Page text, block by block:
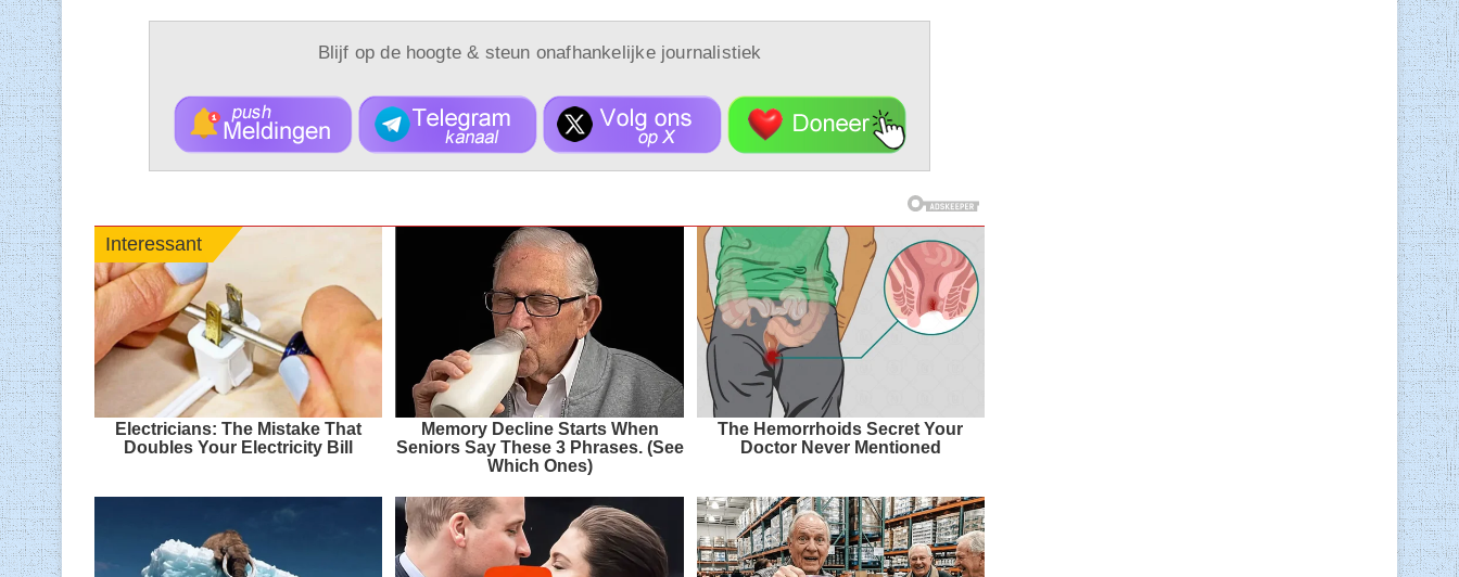
Blijf op de hoogte & steun onafhankelijke journalistiek
Interessant
Electricians: The Mistake That
Doubles Your Electricity Bill
Memory Decline Starts When
Seniors Say These 3 Phrases. (See
Which Ones)
The Hemorrhoids Secret Your
Doctor Never Mentioned